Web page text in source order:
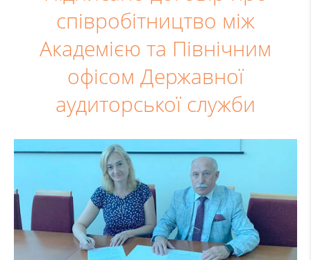
співробітництво між
Академією та Північним
офісом Державної
аудиторської служби